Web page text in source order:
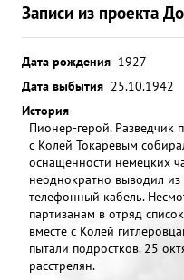
Записи из проекта
Дата рождения 1927
Дата выбытия 25.10.1942
История
Пионер-герой. Разведчик
с Колей Токаревым
оснащенности немецких
неоднократно выводил из
телефонный кабель.
партизанам в отряд
вместе с Колей
пытали подростков. 25
расстрелян.